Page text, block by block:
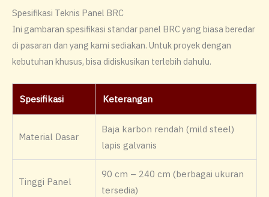
Spesifikasi Teknis Panel BRC
Ini gambaran spesifikasi standar panel BRC yang biasa beredar
di pasaran dan yang kami sediakan. Untuk proyek dengan
kebutuhan khusus, bisa didiskusikan terlebih dahulu.
Spesifikasi Keterangan
Material Dasar
Baja karbon rendah (mild steel)
lapis galvanis
Tinggi Panel
90 cm – 240 cm (berbagai ukuran
tersedia)